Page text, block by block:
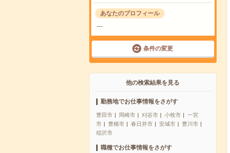
あなたのプロフィール
---
条件の変更
他の検索結果を見る
勤務地でお仕事情報をさがす
豊田市 岡崎市 刈谷市 小牧市
一宮
市
豊橋市 春日井市 安城市
豊川市
稲沢市
職種でお仕事情報をさがす